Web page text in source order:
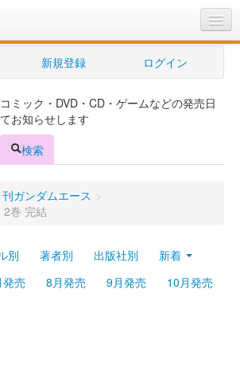
新規登録 ログイン
ミック・DVD・CD・ゲームなどの発売日
お知らせします
検索
刊ガンダムエース >
2巻 完結
別 著者別 出版社別
新着
売 8月発売 9月発売 10月発売